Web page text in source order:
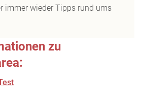
immer wieder Tipps rund ums
zu